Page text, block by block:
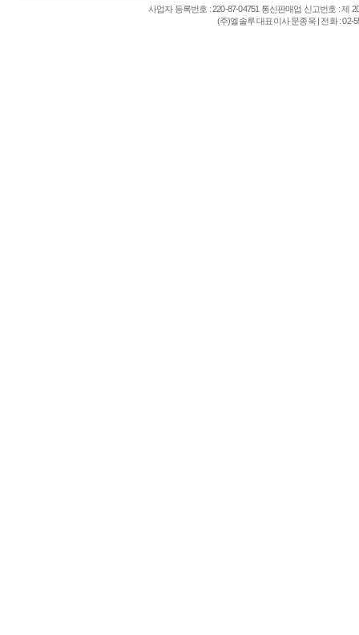
사업자 등록번호 : 220-87-04751 통신판매업 신고번호 : 제
(주)엘솔루 대표이사 문종욱 | 전화 : 02-